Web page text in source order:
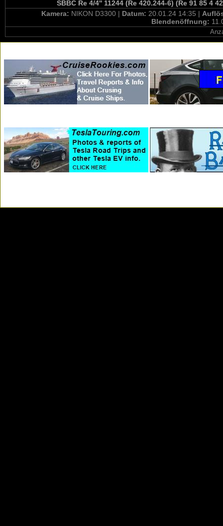
SBBC Re 4/4'' 11244 (Re 420.244-6) (Re 91 85 4
Kamera: NIKON D3300 | Datum: 20.01.24 14:35 |
Blendenöffnung: